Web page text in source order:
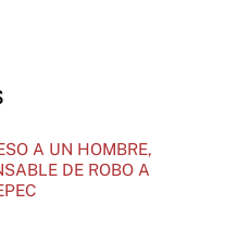
A UN HOMBRE,
DE ROBO A